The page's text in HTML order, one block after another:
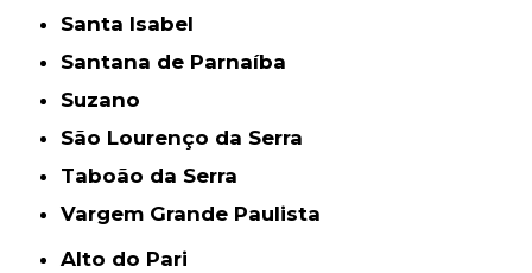
Santa Isabel
Santana de Parnaíba
Suzano
São Lourenço da Serra
Taboão da Serra
Vargem Grande Paulista
Alto do Pari